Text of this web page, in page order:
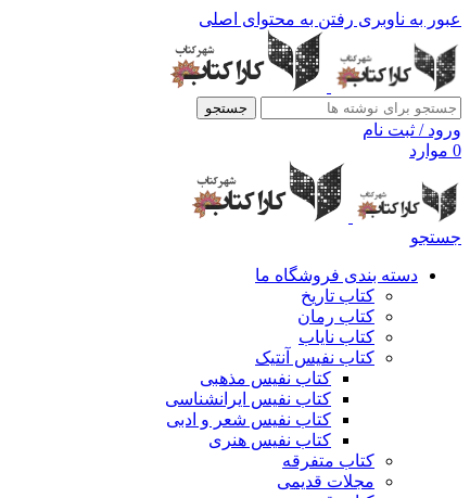
عبور به ناوبری رفتن به محتوای اصلی
جستجو
ورود / ثبت نام
0 موارد
جستجو
دسته بندی فروشگاه ما
کتاب تاریخ
کتاب رمان
کتاب نایاب
کتاب نفیس آنتیک
کتاب نفیس مذهبی
کتاب نفیس ایرانشناسی
کتاب نفیس شعر و ادبی
کتاب نفیس هنری
کتاب متفرقه
مجلات قدیمی